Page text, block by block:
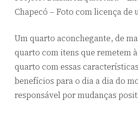
Chapecó – Foto com licença de
Um quarto aconchegante, de
quarto com itens que remetem
quarto com essas
benefícios para o dia a dia do
responsável por mudanças